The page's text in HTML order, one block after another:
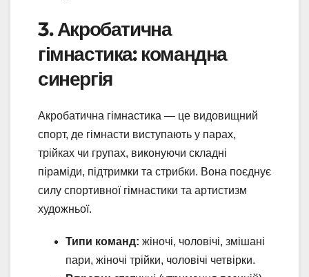
3. Акробатична
гімнастика: командна
синергія
Акробатична гімнастика — це видовищний
спорт, де гімнасти виступають у парах,
трійках чи групах, виконуючи складні
піраміди, підтримки та стрибки. Вона поєднує
силу спортивної гімнастики та артистизм
художньої.
Типи команд: жіночі, чоловічі, змішані
пари, жіночі трійки, чоловічі четвірки.